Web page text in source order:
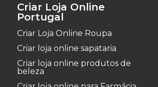
Criar Loja Online
Portugal
Criar Loja Online Roupa
Criar loja online sapataria
Criar loja online produtos de
beleza